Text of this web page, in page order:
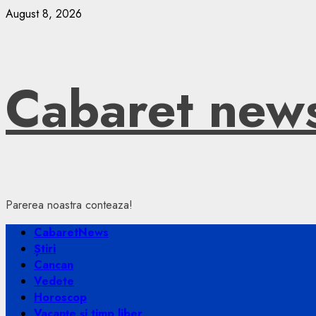
Skip
August 8, 2026
Cabaret
Parerea noastra conteaza!
Primary
Menu
CabaretNews
Știri
Cancan
Vedete
Horoscop